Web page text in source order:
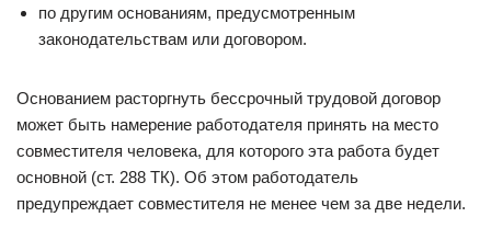
по другим основаниям, предусмотренным
законодательствам или договором.
Основанием расторгнуть бессрочный трудовой договор
может быть намерение работодателя принять на место
совместителя человека, для которого эта работа будет
основной (ст. 288 ТК). Об этом работодатель
предупреждает совместителя не менее чем за две недели.